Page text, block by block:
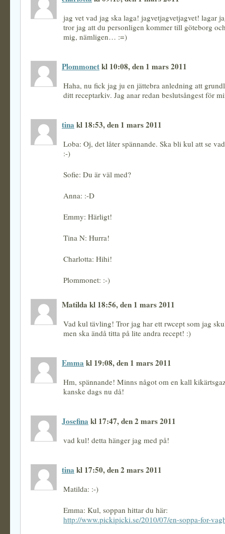
jag vet vad jag ska laga! jagvetjagvetjagvet! lagar
tror jag att du personligen kommer till göteborg
mig, nämligen… :=)
Plommonetkl 10:08, den 1 mars 2011
Haha, nu fick jag ju en jättebra anledning att
ditt receptarkiv. Jag anar redan beslutsångest för
tina kl 18:53, den 1 mars 2011
Loba: Oj, det låter spännande. Ska bli kul att se
:-)
Sofie: Du är väl med?
Anna: :-D
Emmy: Härligt!
Tina N: Hurra!
Charlotta: Hihi!
Plommonet: :-)
Matilda kl 18:56, den 1 mars 2011
Vad kul tävling! Tror jag har ett rwcept som jag
men ska ändå titta på lite andra recept! :)
Emma kl 19:08, den 1 mars 2011
Hm, spännande! Minns något om en kall
kanske dags nu då!
Josefina kl 17:47, den 2 mars 2011
vad kul! detta hänger jag med på!
tina kl 17:50, den 2 mars 2011
Matilda: :-)
Emma: Kul, soppan hittar du här:
http://www.pickipicki.se/2010/07/en-soppa-for-